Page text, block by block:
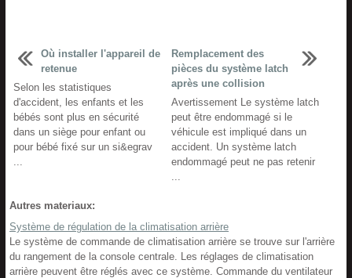
Où installer l'appareil de
retenue
Selon les statistiques
d'accident, les enfants et les
bébés sont plus en sécurité
dans un siège pour enfant ou
pour bébé fixé sur un si&egrav
...
Remplacement des
pièces du système latch
après une collision
Avertissement Le système latch
peut être endommagé si le
véhicule est impliqué dans un
accident. Un système latch
endommagé peut ne pas retenir
...
Autres materiaux:
Système de régulation de la climatisation arrière
Le système de commande de climatisation arrière se trouve sur l'arrière
du rangement de la console centrale. Les réglages de climatisation
arrière peuvent être réglés avec ce système. Commande du ventilateur